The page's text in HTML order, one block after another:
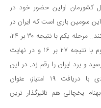
کشورمان اولین حضور خود در
کرده بود و این سومین باری است که ایران در
زمینه بسکتبال در المپیک حضور پیدا می‌کند.. مرحله یکم با نتیجه ۳۰ بر ۲۴،
مرحله دوم با نتیجه ۱۸ بر ۱۰، مرحله سوم با نتیجه ۲۷ بر ۱۶ و در نهایت
۲۰ بر ۲۵ به پایان رسید و برد ایران را رقم زد. در این
میان باید اشاره کنیم که حامد حدادی با دریافت ۱۹ امتیاز، عنوان
یخچالی هم تاثیرگذار ترین